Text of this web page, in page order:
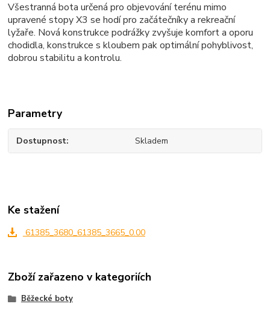
Všestranná bota určená pro objevování terénu mimo
upravené stopy X3 se hodí pro začátečníky a rekreační
lyžaře. Nová konstrukce podrážky zvyšuje komfort a oporu
chodidla, konstrukce s kloubem pak optimální pohyblivost,
dobrou stabilitu a kontrolu.
Parametry
Dostupnost Skladem
Ke stažení
61385_3680_61385_3665_0.00
Zboží zařazeno v kategoriích
Běžecké boty